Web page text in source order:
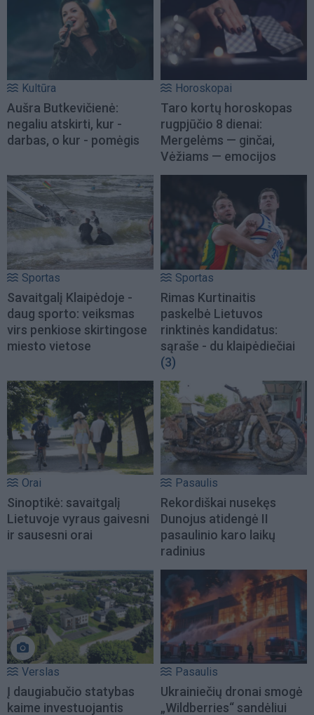
Kultūra
Aušra Butkevičienė:
negaliu atskirti, kur -
darbas, o kur - pomėgis
Horoskopai
Taro kortų horoskopas
rugpjūčio 8 dienai:
Mergelėms — ginčai,
Vėžiams — emocijos
Sportas
Savaitgalį Klaipėdoje -
daug sporto: veiksmas
virs penkiose skirtingose
miesto vietose
Sportas
Rimas Kurtinaitis
paskelbė Lietuvos
rinktinės kandidatus:
sąraše - du klaipėdiečiai
(3)
Orai
Sinoptikė: savaitgalį
Lietuvoje vyraus gaivesni
ir sausesni orai
Pasaulis
Rekordiškai nusekęs
Dunojus atidengė II
pasaulinio karo laikų
radinius
Verslas
Į daugiabučio statybas
kaime investuojantis
Pasaulis
Ukrainiečių dronai smogė
„Wildberries“ sandėliui